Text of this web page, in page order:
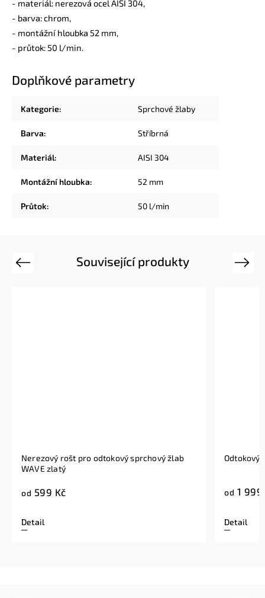
- materiál: nerezová ocel AISI 304,
- barva: chrom,
- montážní hloubka 52 mm,
- průtok: 50 l/min.
Doplňkové parametry
Kategorie: Sprchové žlaby
Barva: Stříbrná
Materiál: AISI 304
Montážní hloubka: 52 mm
Průtok: 50 l/min
Související produkty
Previous
Nerezový rošt pro odtokový sprchový žlab
WAVE zlatý
od 599 Kč
Detail
od 1 999
Detail
Next